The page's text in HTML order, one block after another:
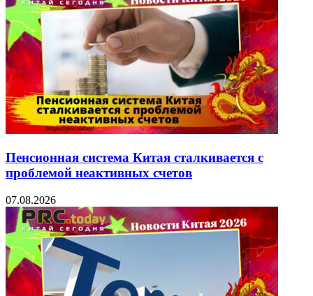
Пенсионная система Китая сталкивается с
проблемой неактивных счетов
07.08.2026